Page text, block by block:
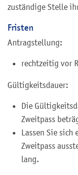
zuständige Stelle
Fristen
Antragstellung:
rechtzeitig vor
Gültigkeitsdauer:
Die
Zweitpass
Lassen Sie sich
Zweitpass
lang.